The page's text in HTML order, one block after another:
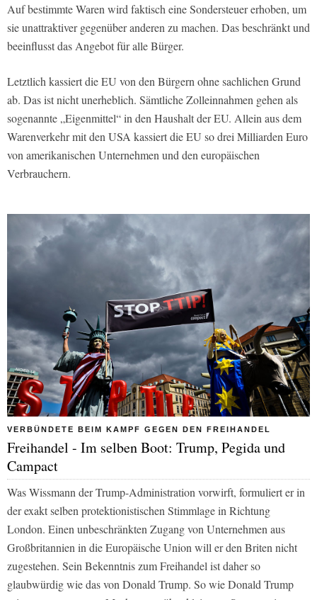
Auf bestimmte Waren wird faktisch eine Sondersteuer erhoben, um
sie unattraktiver gegenüber anderen zu machen. Das beschränkt und
beeinflusst das Angebot für alle Bürger.
Letztlich kassiert die EU von den Bürgern ohne sachlichen Grund
ab. Das ist nicht unerheblich. Sämtliche Zolleinnahmen gehen als
sogenannte „Eigenmittel“ in den Haushalt der EU. Allein aus dem
Warenverkehr mit den USA kassiert die EU so drei Milliarden Euro
von amerikanischen Unternehmen und den europäischen
Verbrauchern.
VERBÜNDETE BEIM KAMPF GEGEN DEN FREIHANDEL
Freihandel - Im selben Boot: Trump, Pegida und
Campact
Was Wissmann der Trump-Administration vorwirft, formuliert er in
der exakt selben protektionistischen Stimmlage in Richtung
London. Einen unbeschränkten Zugang von Unternehmen aus
Großbritannien in die Europäische Union will er den Briten nicht
zugestehen. Sein Bekenntnis zum Freihandel ist daher so
glaubwürdig wie das von Donald Trump. So wie Donald Trump